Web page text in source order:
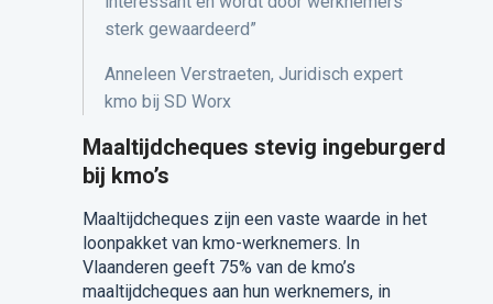
sterk gewaardeerd”
Anneleen Verstraeten, Juridisch expert
kmo bij SD Worx
Maaltijdcheques stevig ingeburgerd
bij kmo’s
Maaltijdcheques zijn een vaste waarde in het
loonpakket van kmo-werknemers. In
Vlaanderen geeft 75% van de kmo’s
maaltijdcheques aan hun werknemers, in